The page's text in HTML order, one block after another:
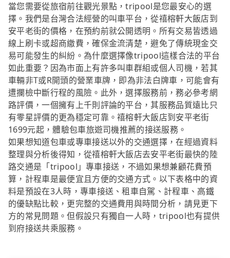
當您需要從旅宿前往觀光景點，tripool是您最安心的選
擇。我們是台灣合法經營的叫車平台，從禧榕軒大飯店到
安平老街的價格，在預約前就公開透明。所有交易皆透過
線上刷卡或超商繳費，確保金流清楚，避免了傳統現金交
易可能發生的糾紛。為什麼選擇像tripool這樣合法的平台
如此重要？因為市面上有許多叫車群組或個人司機，若其
車輛非T或R開頭的營業車牌，即為非法白牌車，可能會有
遭攔檢中斷行程的風險。此外，選擇服務前，務必參考網
路評價，一個擁有上千則評論的平台，其服務品質遠比只
有零星評價的更為穩定可靠。禧榕軒大飯店到安平老街
1699元起，體驗包車旅遊司機推薦的接送服務。
如果想知道包車或專車接送以外的交通選擇，在經過資料
整理與分析後得知，從禧榕軒大飯店去安平老街最快的陸
路交通是「tripool」專車接送，不過如果想兼顧花費預
算，計程車是最便宜且方便的交通方式。以下表格中的資
料是預設在3人時，專車接送、租車自駕、計程車、高鐵
的優缺點比較，更完整的交通費用與時間分析，請見更下
方的常見問題。但假設只有獨自一人時，tripool也有提供
到府接送共乘服務。